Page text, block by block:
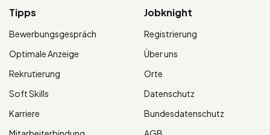
Tipps
Bewerbungsgespräch
Optimale Anzeige
Rekrutierung
Soft Skills
Karriere
Jobknight
Registrierung
Über uns
Orte
Datenschutz
Bundesdatenschutz